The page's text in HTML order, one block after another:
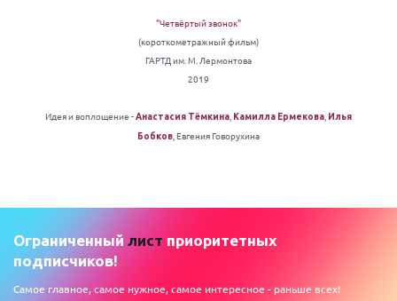
"Четвёртый звонок"
(короткометражный фильм)
ГАРТД им. М. Лермонтова
2019
Идея и воплощение -Анастасия Тёмкина Камилла Ермекова Илья
Бобков , Евгения Говорухина
Ограниченный лист приоритетных
подписчиков!
Самое главное, самое нужное, самое интересное - раньше всех!